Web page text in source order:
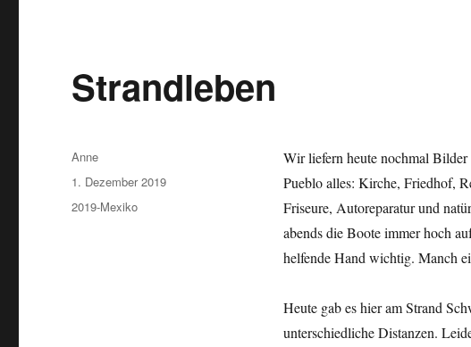
Strandleben
Wir liefern heute nochmal
Pueblo alles: Kirche, Friedhof,
Friseure, Autoreparatur und
abends die Boote immer hoch
helfende Hand wichtig. Manch
Heute gab es hier am Strand
unterschiedliche Distanzen.
Autor
Anne
Veröffentlicht
am
1. Dezember 2019
Kategorien
2019-Mexiko